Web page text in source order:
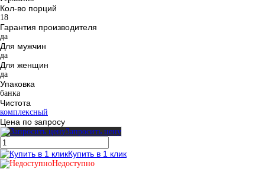
Кол-во порций
18
Гарантия производителя
да
Для мужчин
да
Для женщин
да
Упаковка
банка
Чистота
комплексный
Цена по запросу
Запросить цену
Купить в 1 клик
Недоступно